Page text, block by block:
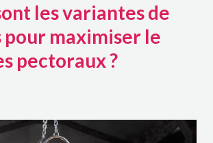
les variantes de
maximiser le
pectoraux ?